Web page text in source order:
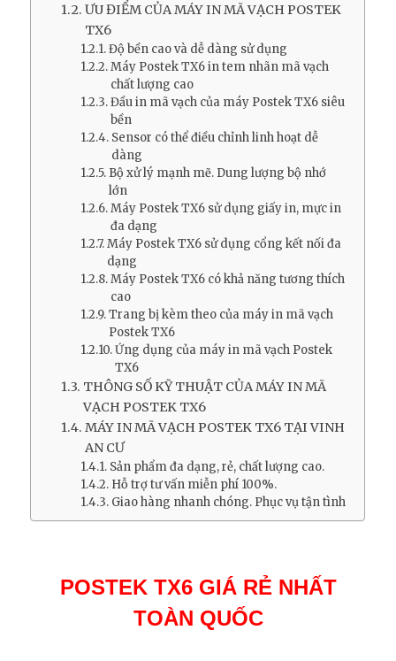
ƯU ĐIỂM CỦA MÁY IN MÃ VẠCH POSTEK
TX6
Độ bền cao và dễ dàng sử dụng
Máy Postek TX6 in tem nhãn mã vạch
chất lượng cao
Đầu in mã vạch của máy Postek TX6 siêu
bền
Sensor có thể điều chỉnh linh hoạt dễ
dàng
Bộ xử lý mạnh mẽ. Dung lượng bộ nhớ
lớn
Máy Postek TX6 sử dụng giấy in, mực in
đa dạng
Máy Postek TX6 sử dụng cổng kết nối đa
dạng
Máy Postek TX6 có khả năng tương thích
cao
Trang bị kèm theo của máy in mã vạch
Postek TX6
Ứng dụng của máy in mã vạch Postek
TX6
THÔNG SỐ KỸ THUẬT CỦA MÁY IN MÃ
VẠCH POSTEK TX6
MÁY IN MÃ VẠCH POSTEK TX6 TẠI VINH
AN CƯ
Sản phẩm đa dạng, rẻ, chất lượng cao.
Hỗ trợ tư vấn miễn phí 100%.
Giao hàng nhanh chóng. Phục vụ tận tình
POSTEK TX6 GIÁ RẺ NHẤT
TOÀN QUỐC